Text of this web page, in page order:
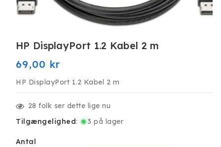
1
modus
HP DisplayPort 1.2 Kabel 2 m
Normalpris
69,00 kr
HP DisplayPort 1.2 Kabel 2 m
28 folk ser dette lige nu
Tilgængelighed: 3 på lager
Antal